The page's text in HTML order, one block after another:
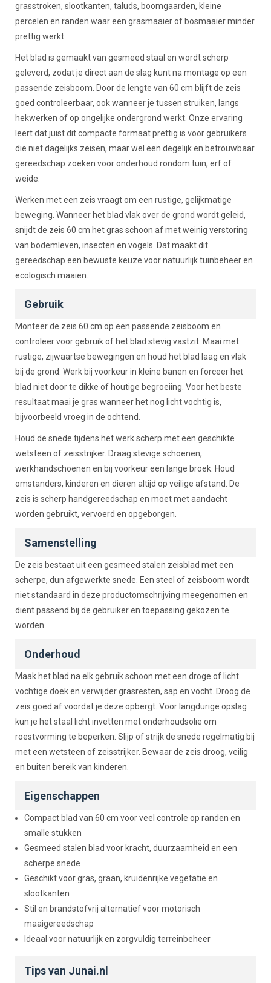
grasstroken, slootkanten, taluds, boomgaarden, kleine
percelen en randen waar een grasmaaier of bosmaaier minder
prettig werkt.
Het blad is gemaakt van gesmeed staal en wordt scherp
geleverd, zodat je direct aan de slag kunt na montage op een
passende zeisboom. Door de lengte van 60 cm blijft de zeis
goed controleerbaar, ook wanneer je tussen struiken, langs
hekwerken of op ongelijke ondergrond werkt. Onze ervaring
leert dat juist dit compacte formaat prettig is voor gebruikers
die niet dagelijks zeisen, maar wel een degelijk en betrouwbaar
gereedschap zoeken voor onderhoud rondom tuin, erf of
weide.
Werken met een zeis vraagt om een rustige, gelijkmatige
beweging. Wanneer het blad vlak over de grond wordt geleid,
snijdt de zeis 60 cm het gras schoon af met weinig verstoring
van bodemleven, insecten en vogels. Dat maakt dit
gereedschap een bewuste keuze voor natuurlijk tuinbeheer en
ecologisch maaien.
Gebruik
Monteer de zeis 60 cm op een passende zeisboom en
controleer voor gebruik of het blad stevig vastzit. Maai met
rustige, zijwaartse bewegingen en houd het blad laag en vlak
bij de grond. Werk bij voorkeur in kleine banen en forceer het
blad niet door te dikke of houtige begroeiing. Voor het beste
resultaat maai je gras wanneer het nog licht vochtig is,
bijvoorbeeld vroeg in de ochtend.
Houd de snede tijdens het werk scherp met een geschikte
wetsteen of zeisstrijker. Draag stevige schoenen,
werkhandschoenen en bij voorkeur een lange broek. Houd
omstanders, kinderen en dieren altijd op veilige afstand. De
zeis is scherp handgereedschap en moet met aandacht
worden gebruikt, vervoerd en opgeborgen.
Samenstelling
De zeis bestaat uit een gesmeed stalen zeisblad met een
scherpe, dun afgewerkte snede. Een steel of zeisboom wordt
niet standaard in deze productomschrijving meegenomen en
dient passend bij de gebruiker en toepassing gekozen te
worden.
Onderhoud
Maak het blad na elk gebruik schoon met een droge of licht
vochtige doek en verwijder grasresten, sap en vocht. Droog de
zeis goed af voordat je deze opbergt. Voor langdurige opslag
kun je het staal licht invetten met onderhoudsolie om
roestvorming te beperken. Slijp of strijk de snede regelmatig bij
met een wetsteen of zeisstrijker. Bewaar de zeis droog, veilig
en buiten bereik van kinderen.
Eigenschappen
Compact blad van 60 cm voor veel controle op randen en
smalle stukken
Gesmeed stalen blad voor kracht, duurzaamheid en een
scherpe snede
Geschikt voor gras, graan, kruidenrijke vegetatie en
slootkanten
Stil en brandstofvrij alternatief voor motorisch
maaigereedschap
Ideaal voor natuurlijk en zorgvuldig terreinbeheer
Tips van Junai.nl